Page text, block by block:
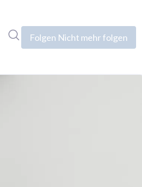
Folgen Nicht mehr folgen